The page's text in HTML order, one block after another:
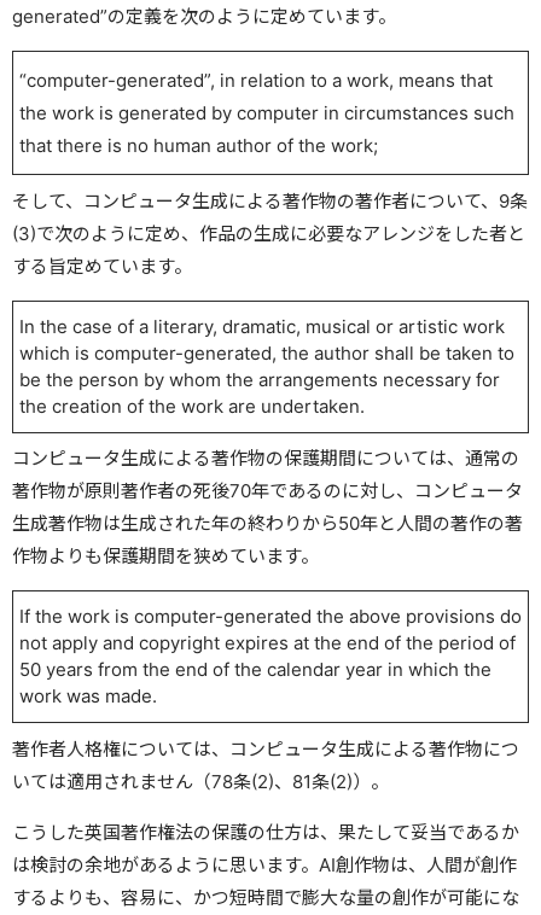
generated”の定義を次のように定めています。
“computer-generated”, in relation to a work, means that
the work is generated by computer in circumstances such
that there is no human author of the work;
そして、コンピュータ生成による著作物の著作者について、9条
(3)で次のように定め、作品の生成に必要なアレンジをした者と
する旨定めています。
In the case of a literary, dramatic, musical or artistic work
which is computer-generated, the author shall be taken to
be the person by whom the arrangements necessary for
the creation of the work are undertaken.
コンピュータ生成による著作物の保護期間については、通常の
著作物が原則著作者の死後70年であるのに対し、コンピュータ
生成著作物は生成された年の終わりから50年と人間の著作の著
作物よりも保護期間を狭めています。
If the work is computer-generated the above provisions do
not apply and copyright expires at the end of the period of
50 years from the end of the calendar year in which the
work was made.
著作者人格権については、コンピュータ生成による著作物につ
いては適用されません（78条(2)、81条(2)）。
こうした英国著作権法の保護の仕方は、果たして妥当であるか
は検討の余地があるように思います。AI創作物は、人間が創作
するよりも、容易に、かつ短時間で膨大な量の創作が可能にな